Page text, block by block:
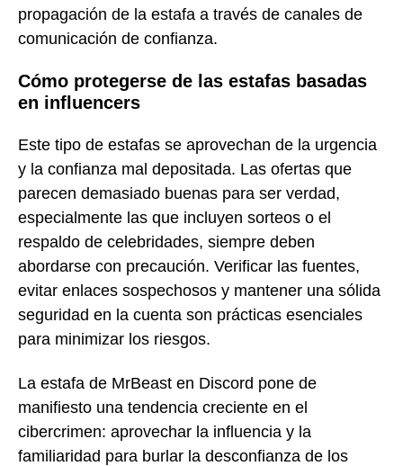
propagación de la estafa a través de canales de
comunicación de confianza.
Cómo protegerse de las estafas basadas
en influencers
Este tipo de estafas se aprovechan de la urgencia
y la confianza mal depositada. Las ofertas que
parecen demasiado buenas para ser verdad,
especialmente las que incluyen sorteos o el
respaldo de celebridades, siempre deben
abordarse con precaución. Verificar las fuentes,
evitar enlaces sospechosos y mantener una sólida
seguridad en la cuenta son prácticas esenciales
para minimizar los riesgos.
La estafa de MrBeast en Discord pone de
manifiesto una tendencia creciente en el
cibercrimen: aprovechar la influencia y la
familiaridad para burlar la desconfianza de los